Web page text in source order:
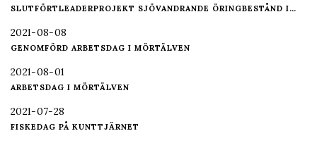
SLUTFÖRTLEADERPROJEKT SJÖVANDRANDE ÖRINGBESTÅND I…
2021-08-08
GENOMFÖRD ARBETSDAG I MÖRTÄLVEN
2021-08-01
ARBETSDAG I MÖRTÄLVEN
2021-07-28
FISKEDAG PÅ KUNTTJÄRNET